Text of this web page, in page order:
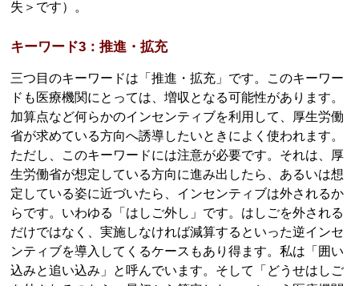
失＞です）。
キーワード3：推進・拡充
三つ目のキーワードは「推進・拡充」です。このキーワー
ドも医療機関にとっては、増収となる可能性があります。
加算点など何らかのインセンティブを利用して、厚生労働
省が求めている方向へ誘導したいときによく使われます。
ただし、このキーワードには注意が必要です。それは、厚
生労働省が想定している方向に進み出したら、あるいは想
定している姿に近づいたら、インセンティブは外されるか
らです。いわゆる「はしご外し」です。はしごを外される
だけではなく、実施しなければ減算するといった逆インセ
ンティブを導入してくるケースもあり得ます。私は「囲い
込みと追い込み」と呼んでいます。そして「どうせはしご